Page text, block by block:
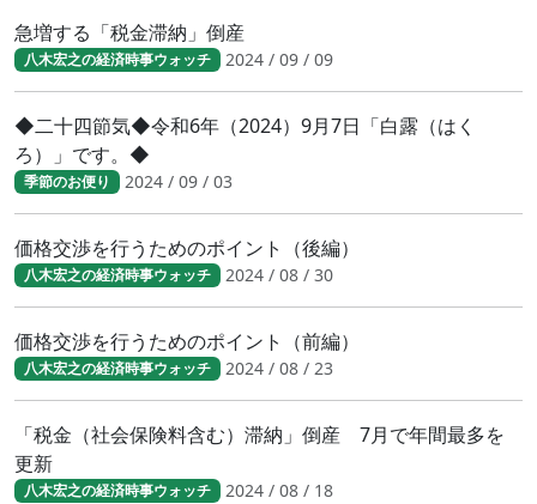
急増する「税金滞納」倒産
八木宏之の経済時事ウォッチ 2024 / 09 / 09
◆二十四節気◆令和6年（2024）9月7日「白露（はく
ろ）」です。◆
季節のお便り 2024 / 09 / 03
価格交渉を行うためのポイント（後編）
八木宏之の経済時事ウォッチ 2024 / 08 / 30
価格交渉を行うためのポイント（前編）
八木宏之の経済時事ウォッチ 2024 / 08 / 23
「税金（社会保険料含む）滞納」倒産 7月で年間最多を
更新
八木宏之の経済時事ウォッチ 2024 / 08 / 18